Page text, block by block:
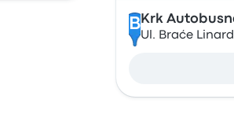
B Krk
Ul. Braće